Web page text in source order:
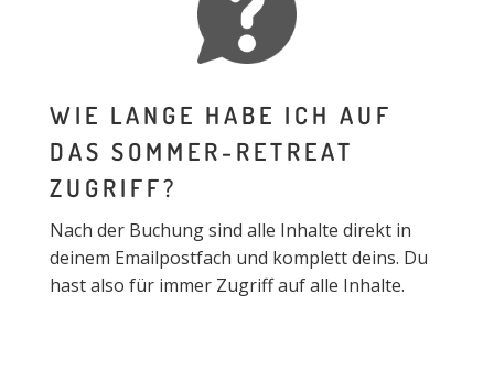
WIE LANGE HABE ICH AUF
DAS SOMMER-RETREAT
ZUGRIFF?
Nach der Buchung sind alle Inhalte direkt in
deinem Emailpostfach und komplett deins. Du
hast also für immer Zugriff auf alle Inhalte.